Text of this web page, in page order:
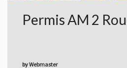
Permis AM 2
byWebmaster